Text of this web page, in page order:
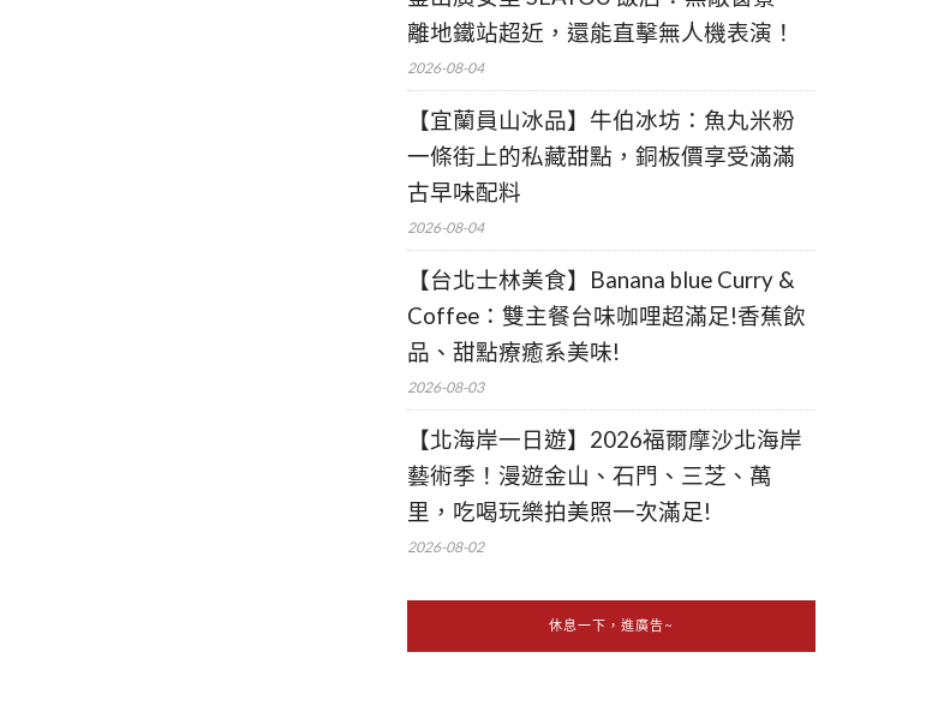
離地鐵站超近，還能直擊無人機表演！
2026-08-04
【宜蘭員山冰品】牛伯冰坊：魚丸米粉
一條街上的私藏甜點，銅板價享受滿滿
古早味配料
2026-08-04
【台北士林美食】Banana blue Curry &
Coffee：雙主餐台味咖哩超滿足!香蕉飲
品、甜點療癒系美味!
2026-08-03
【北海岸一日遊】2026福爾摩沙北海岸
藝術季！漫遊金山、石門、三芝、萬
里，吃喝玩樂拍美照一次滿足!
2026-08-02
休息一下，進廣告~